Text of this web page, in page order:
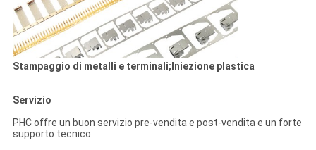
Stampaggio di metalli e terminali;Iniezione plastica
Servizio
PHC offre un buon servizio pre-vendita e post-vendita e un forte
supporto tecnico